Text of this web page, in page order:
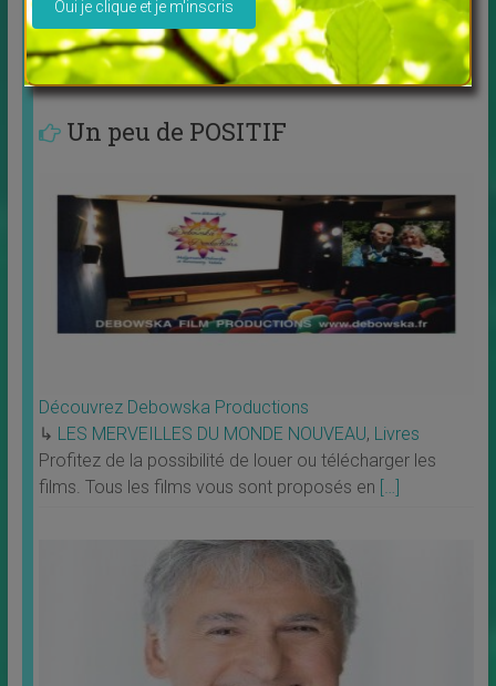
Nouvel atelier animé par Pierre Lessard
Connexion à[…]
Un peu de POSITIF
Découvrez Debowska Productions
↳ LES MERVEILLES DU MONDE NOUVEAU, Livres
Profitez de la possibilité de louer ou télécharger les
films. Tous les films vous sont proposés en […]